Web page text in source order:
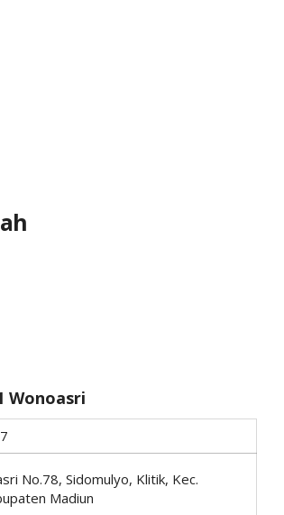
Wonoasri
No.78, Sidomulyo, Klitik, Kec.
Madiun